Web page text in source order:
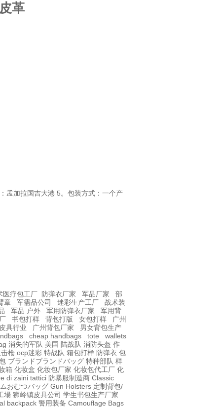
革
孟加拉国吉大港 5。包装方式：一个产
医疗包工厂 防弹衣厂家 军品厂家
部
章
军需品公司 迷彩生产工厂
战术装
军品 户外 军用防弹衣厂家
军用背
书包打样 背包打版 女包打样
广州
具行业
广州背包厂家
男女背包生产
cheap handbags tote
wallets
消失的军队 美国 陆战队 消防头盔 作
枪 ocp迷彩 特战队 箱包打样 防弹衣 包
ブランドブランドバッグ 特种部队 样
箱 化妆盒 化妆包厂家 化妆包代工厂 化
di zaini tattici 防暴服制造商 Classic
おむつバッグ Gun Holsters 定制背包/
場 狮岭镇皮具公司 学生书包生产厂家
backpack 警用装备 Camouflage Bags